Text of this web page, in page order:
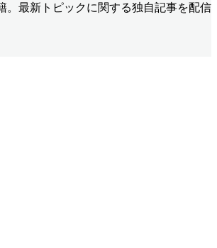
。最新トピックに関する独自記事を配信